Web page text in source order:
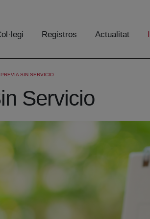
Registros Actualitat
PREVIA SIN SERVICIO
Servicio